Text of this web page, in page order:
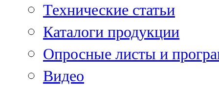
Технические статьи
Каталоги продукции
Опросные листы и
Видео